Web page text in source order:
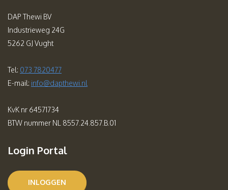
DAP Thewi BV
Industrieweg 24G
5262 GJ Vught
Tel: 073 7820477
E-mail: info@dapthewi.nl
KvK nr 64571734
BTW nummer NL 8557.24.857.B.01
Login Portal
INLOGGEN